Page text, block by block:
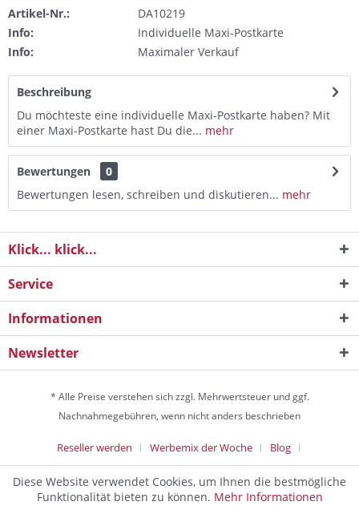
Artikel-Nr.:
DA10219
Info:
Individuelle Maxi-Postkarte
Info:
Maximaler Verkauf
Beschreibung
Du möchteste eine individuelle Maxi-Postkarte haben? Mit
einer Maxi-Postkarte hast Du die... mehr
Bewertungen
0
Bewertungen lesen, schreiben und diskutieren... mehr
Klick... klick...
Service
Informationen
Newsletter
* Alle Preise verstehen sich zzgl. Mehrwertsteuer und ggf.
Nachnahmegebühren, wenn nicht anders beschrieben
Reseller werden Werbemix der Woche
Blog
Die Werbeagentur
Discountagentur Medien- & Werbeagentur aus Helmstedt Copyright
Diese Website verwendet Cookies, um Ihnen die bestmögliche
Funktionalität bieten zu können. Mehr Informationen